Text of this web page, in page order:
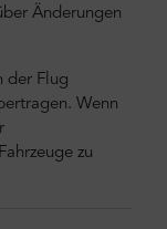
Änderungen
der Flug
Wenn
zu